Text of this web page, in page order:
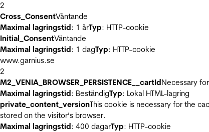
2
Cross_ConsentVäntande
Maximal lagringstid: 1 årTyp: HTTP-cookie
Initial_ConsentVäntande
Maximal lagringstid: 1 dagTyp: HTTP-cookie
www.garnius.se
2
M2_VENIA_BROWSER_PERSISTENCE__cartIdNecessary
Maximal lagringstid: BeständigTyp: Lokal HTML-lagring
private_content_versionThis cookie is necessary for the
stored on the visitor’s browser.
Maximal lagringstid: 400 dagarTyp: HTTP-cookie